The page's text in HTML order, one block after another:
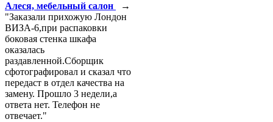
Алеся, мебельный салон
→
"Заказали прихожую Лондон
ВИЗА-6,при распаковки
боковая стенка шкафа
оказалась
раздавленной.Сборщик
сфотографировал и сказал что
передаст в отдел качества на
замену. Прошло 3 недели,а
ответа нет. Телефон не
отвечает."